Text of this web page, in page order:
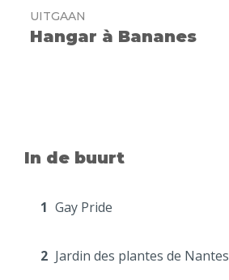
UITGAAN
Hangar à Bananes
In de buurt
1 Gay Pride
2 Jardin des plantes de Nantes